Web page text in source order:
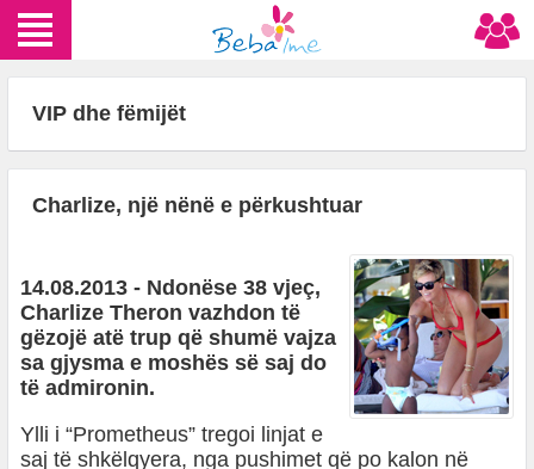
VIP dhe fëmijët
Charlize, një nënë e përkushtuar
14.08.2013 - Ndonëse 38 vjeç,
Charlize Theron vazhdon të
gëzojë atë trup që shumë vajza
sa gjysma e moshës së saj do
të admironin.
Ylli i “Prometheus” tregoi linjat e
saj të shkëlqyera, nga pushimet që po kalon në